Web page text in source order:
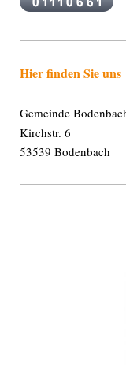
Hier finden Sie uns
Gemeinde
Kirchstr. 6
53539 Bodenbach